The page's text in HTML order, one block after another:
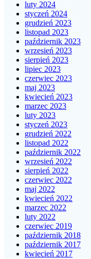
luty 2024
styczeń 2024
grudzień 2023
listopad 2023
październik 2023
wrzesień 2023
sierpień 2023
lipiec 2023
czerwiec 2023
maj 2023
kwiecień 2023
marzec 2023
luty 2023
styczeń 2023
grudzień 2022
listopad 2022
październik 2022
wrzesień 2022
sierpień 2022
czerwiec 2022
maj 2022
kwiecień 2022
marzec 2022
luty 2022
czerwiec 2019
październik 2018
październik 2017
kwiecień 2017